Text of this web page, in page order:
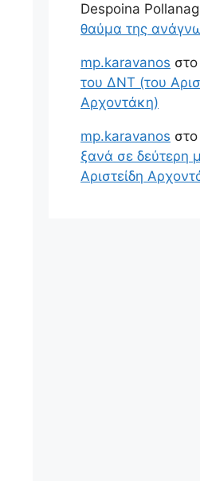
Despoina
θαύμα της
mp.karavanos στο
του ΔΝΤ (του
Αρχοντάκη)
mp.karavanos στο
ξανά σε δεύτερη
Αριστείδη